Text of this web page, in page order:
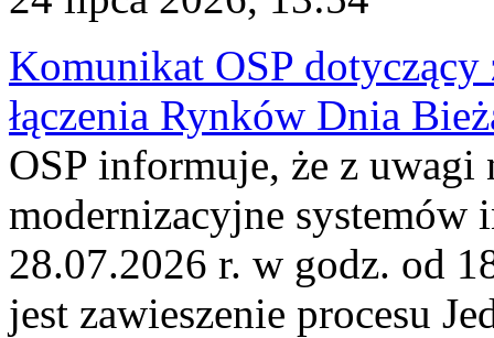
Komunikat OSP dotyczący
łączenia Rynków Dnia
OSP informuje, że z uwagi
modernizacyjne
28.07.2026 r. w godz. od
jest zawieszenie procesu